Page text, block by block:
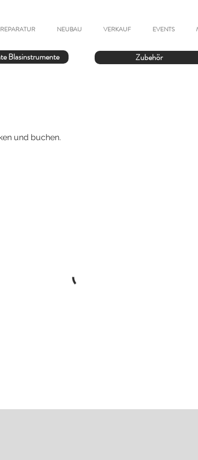
REPARATUR NEUBAU VERKAUF EVENTS
Blasinstrumente Zubehör
und buchen.